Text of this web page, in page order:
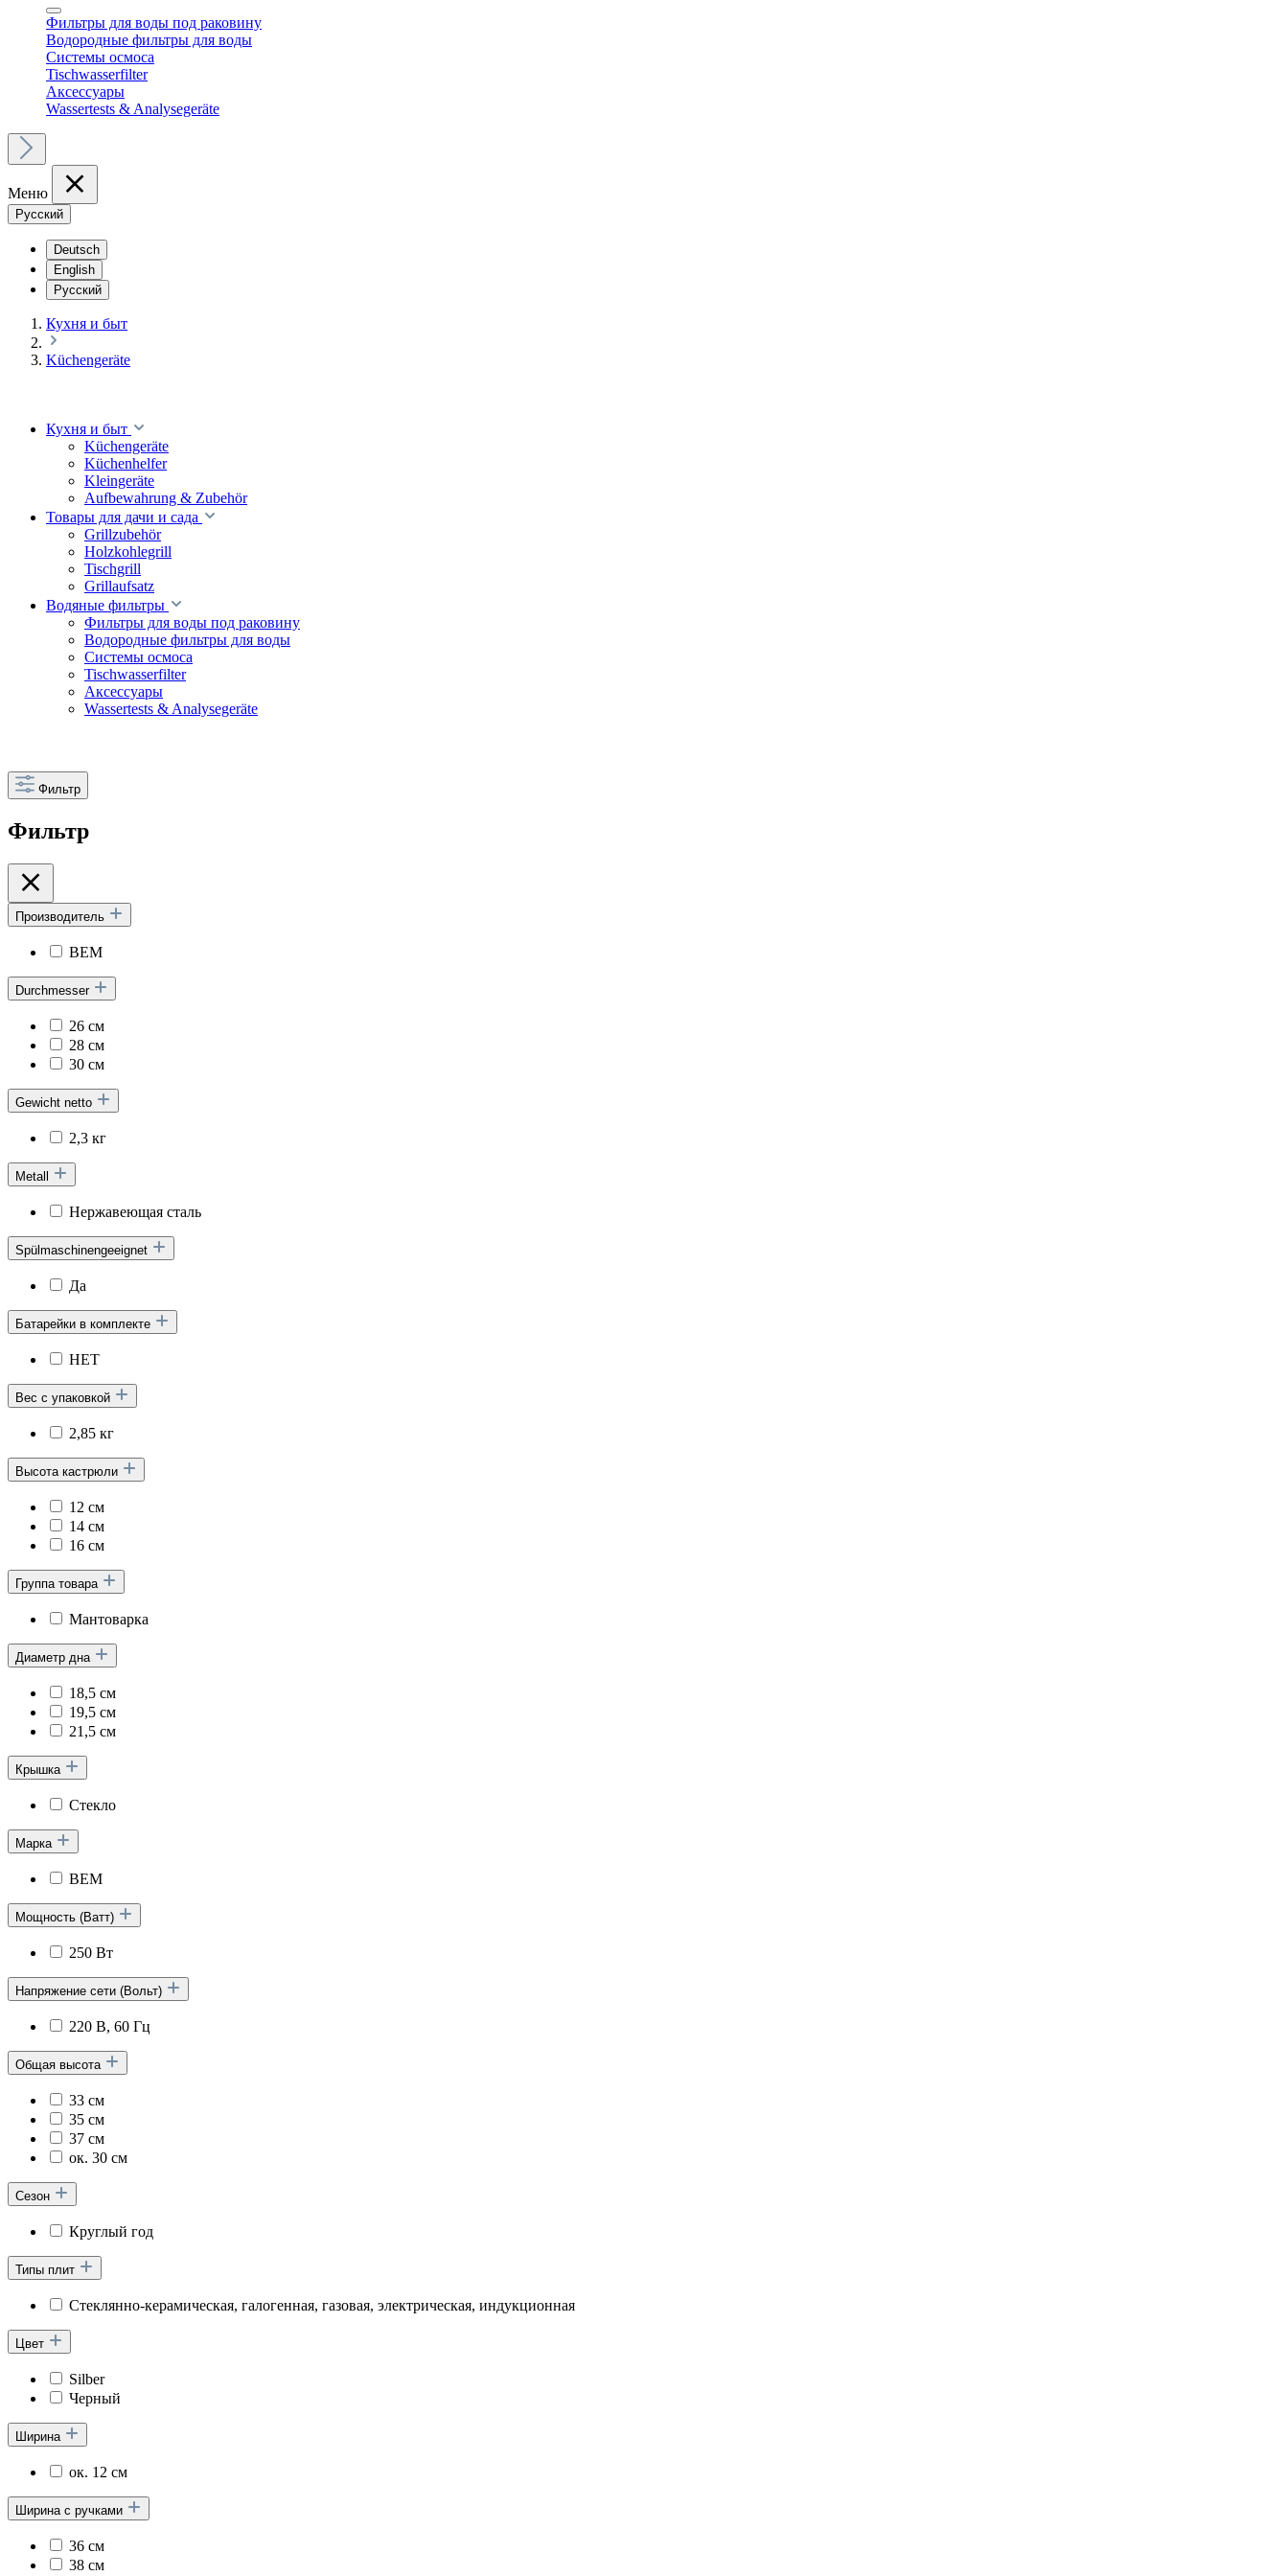
Фильтры для воды под раковину
Водородные фильтры для воды
Cистемы осмоса
Tischwasserfilter
Аксессуары
Wassertests & Analysegeräte
Меню
Русский
Deutsch
English
Русский
Кухня и быт
Küchengeräte
Кухня и быт
Küchengeräte
Küchenhelfer
Kleingeräte
Aufbewahrung & Zubehör
Товары для дачи и сада
Grillzubehör
Holzkohlegrill
Tischgrill
Grillaufsatz
Водяные фильтры
Фильтры для воды под раковину
Водородные фильтры для воды
Cистемы осмоса
Tischwasserfilter
Аксессуары
Wassertests & Analysegeräte
Фильтр
Фильтр
Производитель
BEM
Durchmesser
26 см
28 см
30 см
Gewicht netto
2,3 кг
Metall
Нержавеющая сталь
Spülmaschinengeeignet
Да
Батарейки в комплекте
НЕТ
Вес с упаковкой
2,85 кг
Высота кастрюли
12 см
14 см
16 см
Группа товара
Мантоварка
Диаметр дна
18,5 см
19,5 см
21,5 см
Крышка
Стекло
Марка
BEM
Мощность (Ватт)
250 Вт
Напряжение сети (Вольт)
220 В, 60 Гц
Общая высота
33 см
35 см
37 см
ок. 30 см
Сезон
Круглый год
Типы плит
Стеклянно-керамическая, галогенная, газовая, электрическая, индукционная
Цвет
Silber
Черный
Ширина
ок. 12 см
Ширина с ручками
36 см
38 см